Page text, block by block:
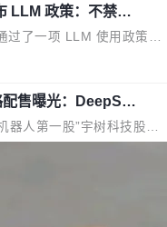
、兼容性测评及统一互联
实战交流，帮助企业进一
...
讨论中贴出了一组数
次 commit。现在，每周
140 亿次。GitHub...
ARC-AGI 3 基准测试
5 的组合达到了 95.
超过了 ARC 报告的人类专
又一个 coding agent 包装
和市面上大多数 coding
多数 agent harness 的设
能力—...
LLM 政策：不禁
代码不是你写的
过了一项 LLM 使用政策，
一仓库的代码贡献。这不
，目前由五个团队采纳，
目中关于 AI 辅助贡献最
的核心只有一句话：LLM
审阅、建议，但不能用来
售曝光：DeepSe
锁定 36 个月
器人第一股”宇树科技股份
价格及战略配售结果，杭